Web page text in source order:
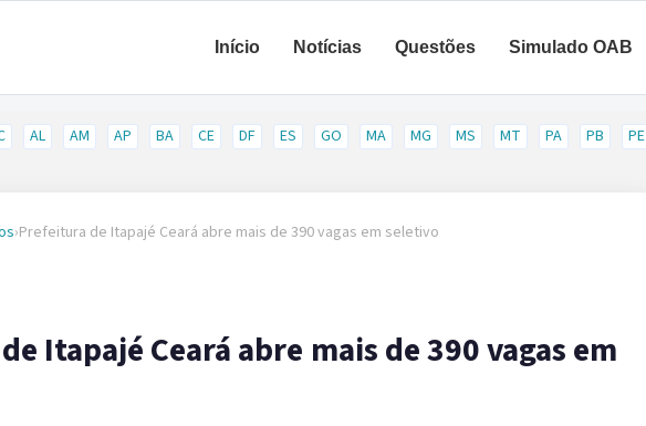
Início Notícias Questões Simulado OAB
AL AM AP BA CE DF ES GO MA MG MS MT PA PB PE
›Prefeitura de Itapajé Ceará abre mais de 390 vagas em seletivo
Itapajé Ceará abre mais de 390 vagas em